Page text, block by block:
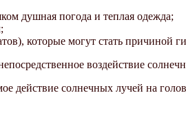
душная погода и теплая одежда;
которые могут стать причиной
воздействие
действие солнечных лучей на